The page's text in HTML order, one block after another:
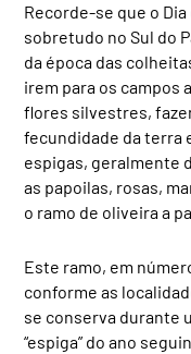
Recorde-se que o
sobretudo no Sul do
da época das
irem para os campos
flores silvestres,
fecundidade da terra
espigas, geralmente
as papoilas, rosas,
o ramo de oliveira a
Este ramo, em
conforme as
se conserva durante
“espiga” do ano